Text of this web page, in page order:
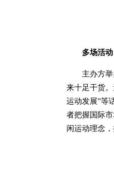
多场活动
主办方举办
来十足干货
运动发展”等
者把握国际
闲运动理念